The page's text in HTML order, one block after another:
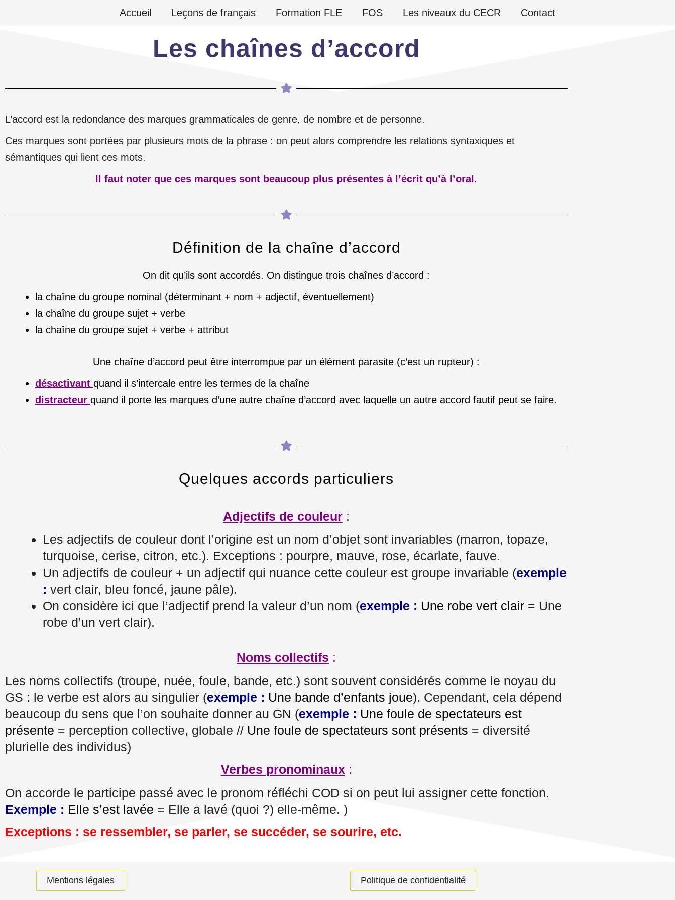
Accueil Leçons de français Formation FLE FOS Les niveaux du CECR Contact
Les chaînes d’accord
L’accord est la redondance des marques grammaticales de genre, de nombre et de personne.
Ces marques sont portées par plusieurs mots de la phrase : on peut alors comprendre les relations syntaxiques et
sémantiques qui lient ces mots.
Il faut noter que ces marques sont beaucoup plus présentes à l’écrit qu’à l’oral.
Définition de la chaîne d’accord
On dit qu’ils sont accordés. On distingue trois chaînes d’accord :
la chaîne du groupe nominal (déterminant + nom + adjectif, éventuellement)
la chaîne du groupe sujet + verbe
la chaîne du groupe sujet + verbe + attribut
Une chaîne d’accord peut être interrompue par un élément parasite (c’est un rupteur) :
désactivant quand il s’intercale entre les termes de la chaîne
distracteur quand il porte les marques d’une autre chaîne d’accord avec laquelle un autre accord fautif peut se faire.
Quelques accords particuliers
Adjectifs de couleur :
Les adjectifs de couleur dont l’origine est un nom d’objet sont invariables (marron, topaze,
turquoise, cerise, citron, etc.). Exceptions : pourpre, mauve, rose, écarlate, fauve.
Un adjectifs de couleur + un adjectif qui nuance cette couleur est groupe invariable (exemple
: vert clair, bleu foncé, jaune pâle).
On considère ici que l’adjectif prend la valeur d’un nom (exemple : Une robe vert clair = Une
robe d’un vert clair).
Noms collectifs :
Les noms collectifs (troupe, nuée, foule, bande, etc.) sont souvent considérés comme le noyau du
GS : le verbe est alors au singulier (exemple : Une bande d’enfants joue). Cependant, cela dépend
beaucoup du sens que l’on souhaite donner au GN (exemple : Une foule de spectateurs est
présente = perception collective, globale // Une foule de spectateurs sont présents = diversité
plurielle des individus)
Verbes pronominaux:
On accorde le participe passé avec le pronom réfléchi COD si on peut lui assigner cette fonction.
Exemple : Elle s’est lavée = Elle a lavé (quoi ?) elle-même. )
Exceptions : se ressembler, se parler, se succéder, se sourire, etc.
Mentions légales Politique de confidentialité